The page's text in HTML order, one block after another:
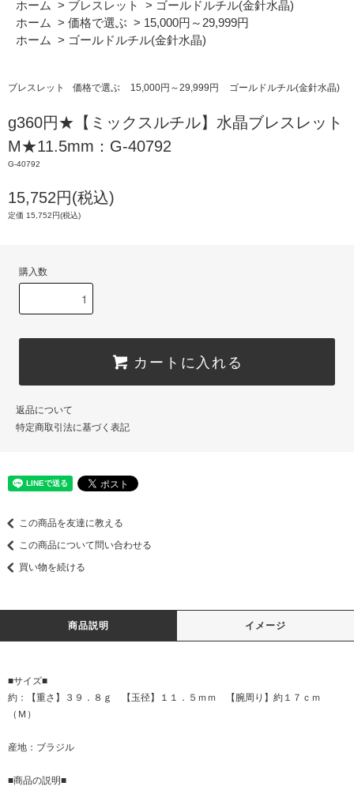
ホーム > ブレスレット > ゴールドルチル(金針水晶)
ホーム > 価格で選ぶ > 15,000円～29,999円
ホーム > ゴールドルチル(金針水晶)
ブレスレット 価格で選ぶ 15,000円～29,999円 ゴールドルチル(金針水晶)
g360円★【ミックスルチル】水晶ブレスレット
M★11.5mm：G-40792
G-40792
15,752円(税込)
定価 15,752円(税込)
購入数
カートに入れる
返品について
特定商取引法に基づく表記
この商品を友達に教える
この商品について問い合わせる
買い物を続ける
商品説明 イメージ
■サイズ■
約：【重さ】３９．８ｇ 【玉径】１１．５ｍｍ 【腕周り】約１７ｃｍ
（Ｍ）
産地：ブラジル
■商品の説明■